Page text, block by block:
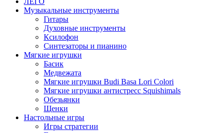
Музыкальные инструменты
Гитары
Духовные инструменты
Ксилофон
Синтезаторы и пианино
Мягкие игрушки
Басик
Медвежата
Мягкие игрушки Budi Basa Lori Colori
Мягкие игрушки антистресс Squishimals
Обезьянки
Щенки
Настольные игры
Игры стратегии